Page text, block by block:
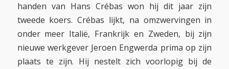
handen van Hans Crébas won hij dit jaar zijn
tweede koers. Crébas lijkt, na omzwervingen in
onder meer Italië, Frankrijk en Zweden, bij zijn
nieuwe werkgever Jeroen Engwerda prima op zijn
plaats te zijn. Hij nestelt zich voorlopig bij de